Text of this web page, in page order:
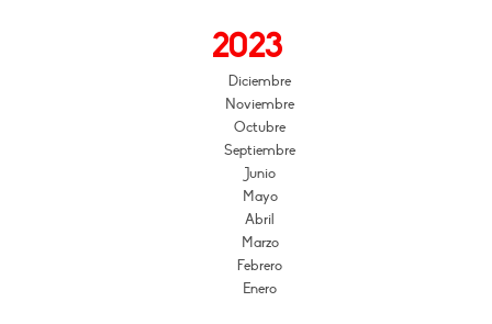
2023
Diciembre
Noviembre
Octubre
Septiembre
Junio
Mayo
Abril
Marzo
Febrero
Enero